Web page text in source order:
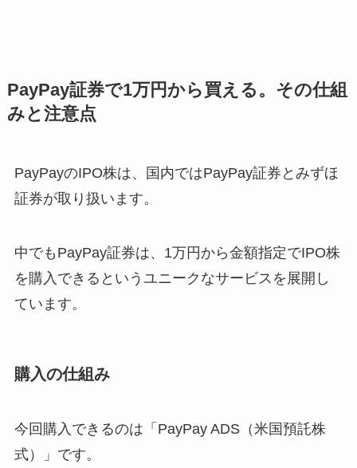
PayPay証券で1万円から買える。その仕組
みと注意点
PayPayのIPO株は、国内ではPayPay証券とみずほ
証券が取り扱います。
中でもPayPay証券は、1万円から金額指定でIPO株
を購入できるというユニークなサービスを展開し
ています。
購入の仕組み
今回購入できるのは「PayPay ADS（米国預託株
式）」です。